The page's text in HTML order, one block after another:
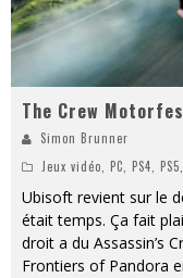
The Crew
Simon Brunner
Jeux vidéo, PC, PS4, PS5,
Ubisoft revient sur le
était temps. Ça fait
droit a du Assassin’s
Frontiers of Pandora